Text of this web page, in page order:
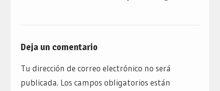
Deja un comentario
Tu dirección de correo electrónico no será
publicada. Los campos obligatorios están